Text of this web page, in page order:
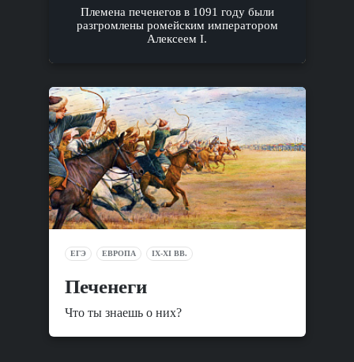
Племена печенегов в 1091 году были
разгромлены ромейским императором
Алексеем I.
ЕГЭ ЕВРОПА IX-XI ВВ.
Печенеги
Что ты знаешь о них?